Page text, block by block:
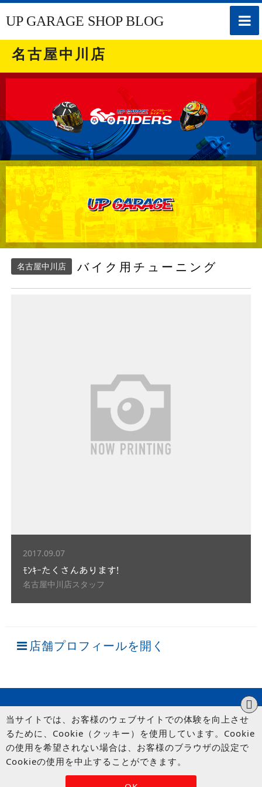
toggle
UP GARAGE SHOP BLOG
名古屋中川店
名古屋中川店 バイク用チューニング
2017.09.07
ﾓﾝｷｰたくさんあります!
名古屋中川店スタッフ
店舗プロフィールを開く
© UP GARAGE GROUP Co., Ltd.
当サイトでは、お客様のウェブサイトでの体験を向上させ
るために、Cookie（クッキー）を使用しています。Cookie
の使用を希望されない場合は、お客様のブラウザの設定で
Cookieの使用を中止することができます。